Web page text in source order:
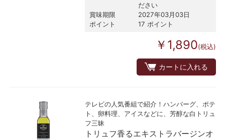
ださい
賞味期限
2027年03月03日
ポイント
17 ポイント
￥1,890(税込)
カートに入れる
テレビの人気番組で紹介！ハンバーグ、ポテ
ト、卵料理、アイスなどに、芳醇な白トリュ
フ三昧
トリュフ香るエキストラバージンオ